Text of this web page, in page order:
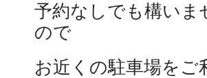
予約なしでも構い
ので
お近くの駐車場をご